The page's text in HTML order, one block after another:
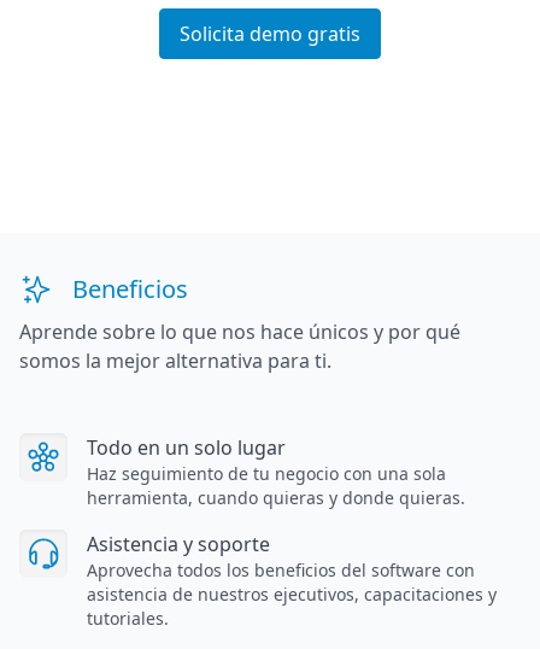
Solicita demo gratis
Beneficios
Aprende sobre lo que nos hace únicos y por qué
somos la mejor alternativa para ti.
Todo en un solo lugar
Haz seguimiento de tu negocio con una sola
herramienta, cuando quieras y donde quieras.
Asistencia y soporte
Aprovecha todos los beneficios del software con
asistencia de nuestros ejecutivos, capacitaciones y
tutoriales.